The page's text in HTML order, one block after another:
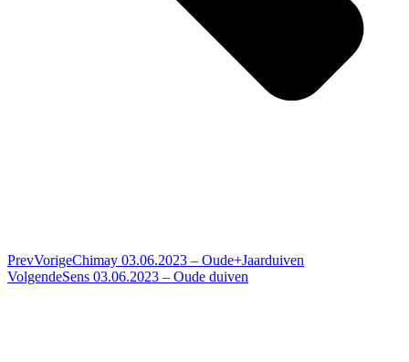
PrevVorigeChimay 03.06.2023 – Oude+Jaarduiven
VolgendeSens 03.06.2023 – Oude duiven